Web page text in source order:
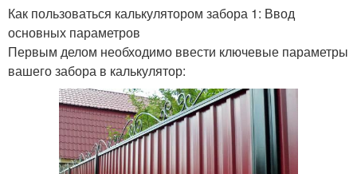
Как пользоваться калькулятором забора 1: Ввод
основных параметров
Первым делом необходимо ввести ключевые параметры
вашего забора в калькулятор: